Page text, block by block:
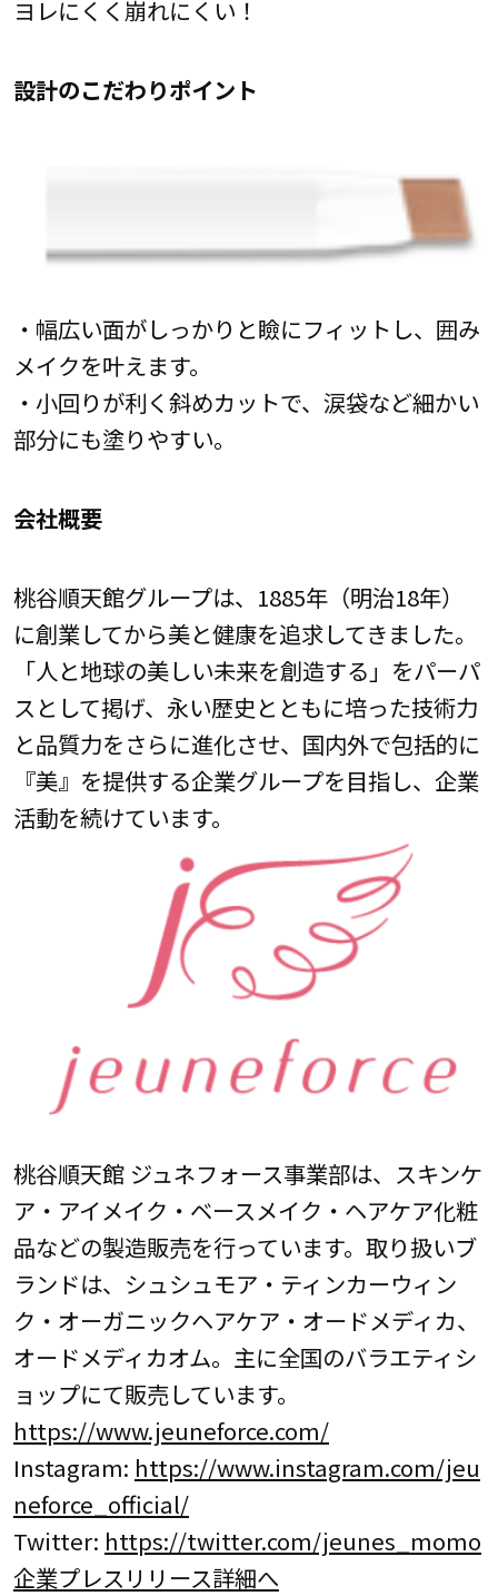
ヨレにくく崩れにくい！
設計のこだわりポイント
・幅広い面がしっかりと瞼にフィットし、囲み
メイクを叶えます。
・小回りが利く斜めカットで、涙袋など細かい
部分にも塗りやすい。
会社概要
桃谷順天館グループは、1885年（明治18年）
に創業してから美と健康を追求してきました。
「人と地球の美しい未来を創造する」をパーパ
スとして掲げ、永い歴史とともに培った技術力
と品質力をさらに進化させ、国内外で包括的に
『美』を提供する企業グループを目指し、企業
活動を続けています。
桃谷順天館 ジュネフォース事業部は、スキンケ
ア・アイメイク・ベースメイク・ヘアケア化粧
品などの製造販売を行っています。取り扱いブ
ランドは、シュシュモア・ティンカーウィン
ク・オーガニックヘアケア・オードメディカ、
オードメディカオム。主に全国のバラエティシ
ョップにて販売しています。
https://www.jeuneforce.com/
Instagram: https://www.instagram.com/jeu
neforce_official/
Twitter: https://twitter.com/jeunes_momo
企業プレスリリース詳細へ